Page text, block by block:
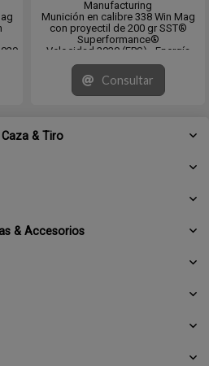
& Tiro
& Accesorios
Manufacturing
Munición en calibre 338 Win Mag
con proyectil de 200 gr SST®
Superformance®
Velocidad 3030 (FPS) - Energía
4076 (ft/lb)
DS: .250
CB: .455 (G1)
Consultar